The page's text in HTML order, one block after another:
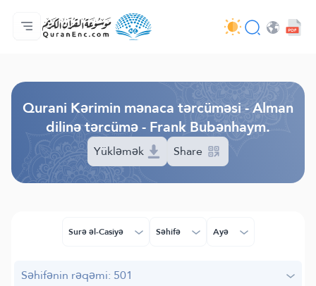
Ana səhifə
Tərcümənin mündəricatı
Audio
Tərtibatçıların xidməti - API
Layihə haqqında
Bizimlə əlaqə saxla
Dil
Qurani Kərimin mənaca tərcüməsi - Alman
dilinə tərcümə - Frank Bubənhaym.
Yükləmək Share
Surə əl-Casiyə Səhifə Ayə
Səhifənin rəqəmi: 501